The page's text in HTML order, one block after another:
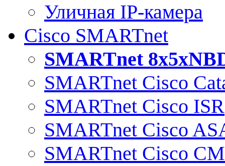
Уличная IP-камера
Cisco SMARTnet
SMARTnet
SMARTnet Cisco
SMARTnet Cisco ISR
SMARTnet Cisco
SMARTnet Cisco